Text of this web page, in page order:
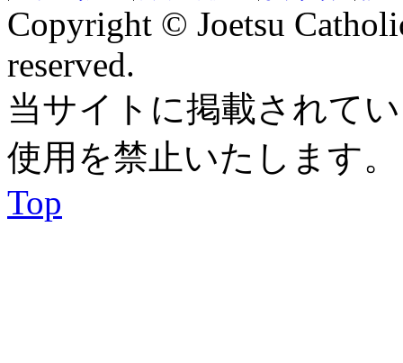
Copyright © Joetsu
reserved.
当サイトに掲載されて
使用を禁止いたします。
Top